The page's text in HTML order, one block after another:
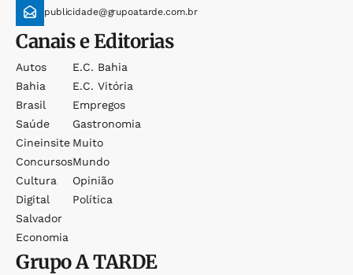
publicidade@grupoatarde.com.br
Canais e Editorias
Autos
Bahia
Brasil
Saúde
Cineinsite
Concursos
Cultura
Digital
Salvador
Economia
E.c. Bahia
E.c. Vitória
Empregos
Gastronomia
Muito
Mundo
Opinião
Política
GrupoA TARDE